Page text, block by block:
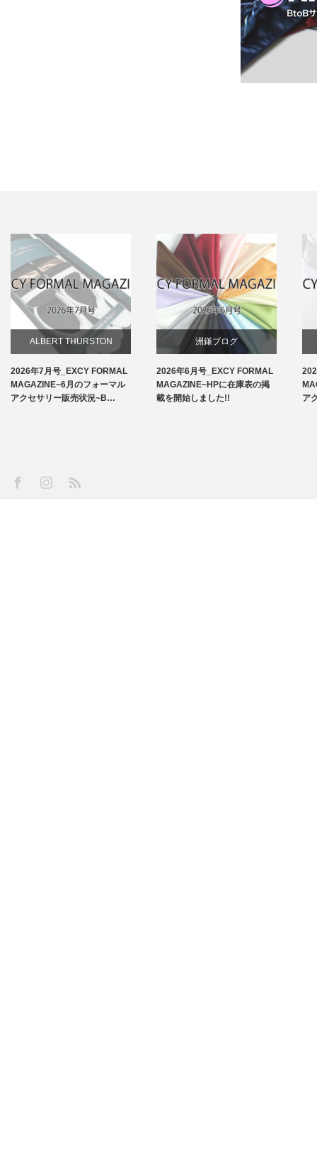
ALBERT THURSTON
お知らせ
2026年7月号_EXCY FORMAL
MAGAZINE~6月のフォーマル
アクセサリー販売状況~B…
洲鎌ブログ
2026年6月号_EXCY FORMAL
MAGAZINE~HPに在庫表の掲
載を開始しました!!
ア
FacebookInstagram